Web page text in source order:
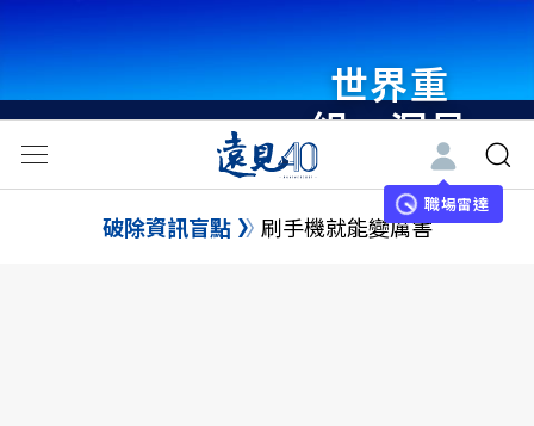
世界重
組・洞見
未來 與
世界領袖
職場雷達
破除資訊盲點 刷手機就能變厲害